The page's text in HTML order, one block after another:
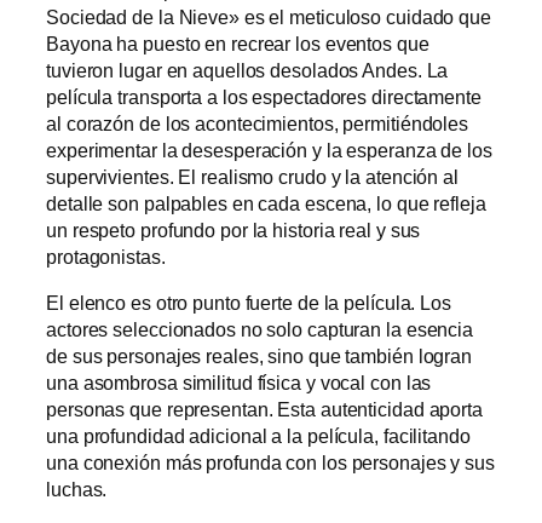
Sociedad de la Nieve» es el meticuloso cuidado que
Bayona ha puesto en recrear los eventos que
tuvieron lugar en aquellos desolados Andes. La
película transporta a los espectadores directamente
al corazón de los acontecimientos, permitiéndoles
experimentar la desesperación y la esperanza de los
supervivientes. El realismo crudo y la atención al
detalle son palpables en cada escena, lo que refleja
un respeto profundo por la historia real y sus
protagonistas.
El elenco es otro punto fuerte de la película. Los
actores seleccionados no solo capturan la esencia
de sus personajes reales, sino que también logran
una asombrosa similitud física y vocal con las
personas que representan. Esta autenticidad aporta
una profundidad adicional a la película, facilitando
una conexión más profunda con los personajes y sus
luchas.